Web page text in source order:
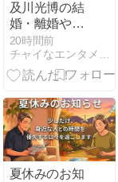
及川光博の結
婚・離婚や家
族情報を整
理！檀れいと
の関係や現在
紹介
20時間前
夏休みのお知